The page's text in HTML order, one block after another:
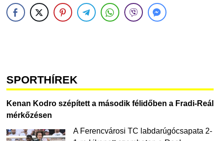
SPORTHÍREK
Kenan Kodro szépített a második félidőben a Fradi-Reál
mérkőzésen
A Ferencvárosi TC labdarúgócsapata 2-